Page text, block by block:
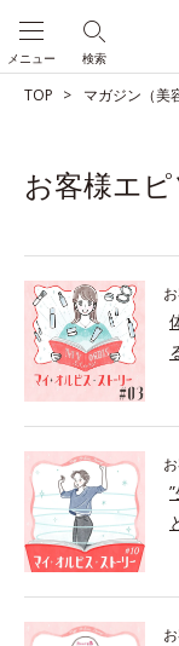
検索
メニュー
TOP マガジン（美
お客様エ